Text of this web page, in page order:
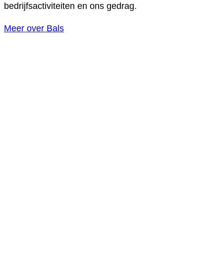
bedrijfsactiviteiten en ons gedrag.
Meer over Bals